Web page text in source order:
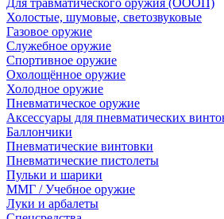
Для травматического оружия (ОООП)
Холостые, шумовые, светозвуковые
Газовое оружие
Служебное оружие
Спортивное оружие
Охолощённое оружие
Холодное оружие
Пневматическое оружие
Аксессуары для пневматических
Баллончики
Пневматические винтовки
Пневматические пистолеты
Пульки и шарики
ММГ / Учебное оружие
Луки и арбалеты